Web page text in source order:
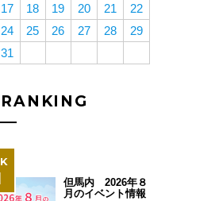
17 18 19 20 21
22
24 25 26 27 28
29
31
RANKING
但馬内 2026年８
月のイベント情報